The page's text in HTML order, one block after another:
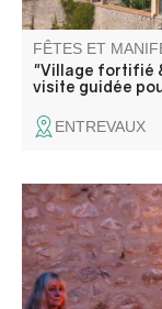
FÊTES ET
"Village fortifié
visite guidée
ENTREVAUX
Quasi entière
de nombreuses
en mémoire à
Retraite aux